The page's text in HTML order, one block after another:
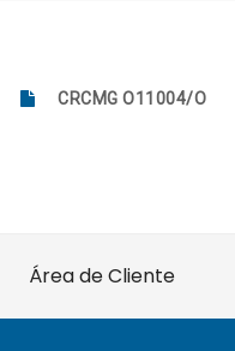
CRCMG O11004/O
Área de Cliente